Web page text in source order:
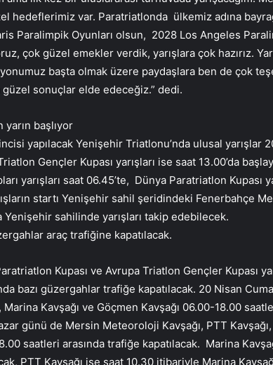
hedeflerimiz var. Paratriatlonda ülkemiz adına
Paralimpik Oyunları olsun, 2028 Los Angeles
çok güzel emekler verdik, yarışlara çok hazırız.
başta olmak üzere paydaşlara ben de çok
güzel sonuçlar elde edeceğiz.” dedi.
yarın başlıyor
yapılacak Yenişehir Triatlonu’nda ulusal yarışlar
Gençler Kupası yarışları ise saat 13.00’da
yarışları saat 06.45’te, Dünya Paratriatlon Kupası
startı Yenişehir sahil şeridindeki Fenerbahçe
Yenişehir sahilinde yarışları takip edebilecek.
araç trafiğine kapatılacak.
Kupası ve Avrupa Triatlon Gençler Kupası
bazı güzergahlar trafiğe kapatılacak. 20 Nisan
Marina Kavşağı ve Göçmen Kavşağı 06.00-18.00
günü de Mersin Meteoroloji Kavşağı, PTT
saatleri arasında trafiğe kapatılacak. Marina
PTT Kavşağı ise saat 10.30 itibariyle Marina